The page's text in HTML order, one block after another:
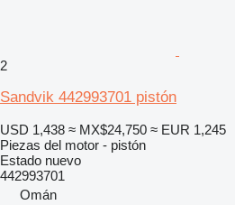
2
Sandvik 442993701 pistón
USD 1,438 ≈ MX$24,750 ≈ EUR 1,245
Piezas del motor - pistón
Estado nuevo
442993701
Omán